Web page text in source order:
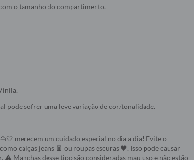
o tamanho do compartimento.
pode sofrer uma leve variação de cor/tonalidade.
merecem um cuidado especial no dia a dia! Evite o
calças jeans 👖 ou roupas escuras 🖤. Isso pode causar
⚠️ Manchas desse tipo são consideradas mau uso e não estão